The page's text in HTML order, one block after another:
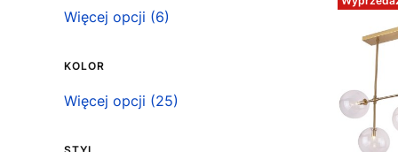
Klasa szczelności IP
Więcej opcji (6)
KOLOR
Kolor
Więcej opcji (25)